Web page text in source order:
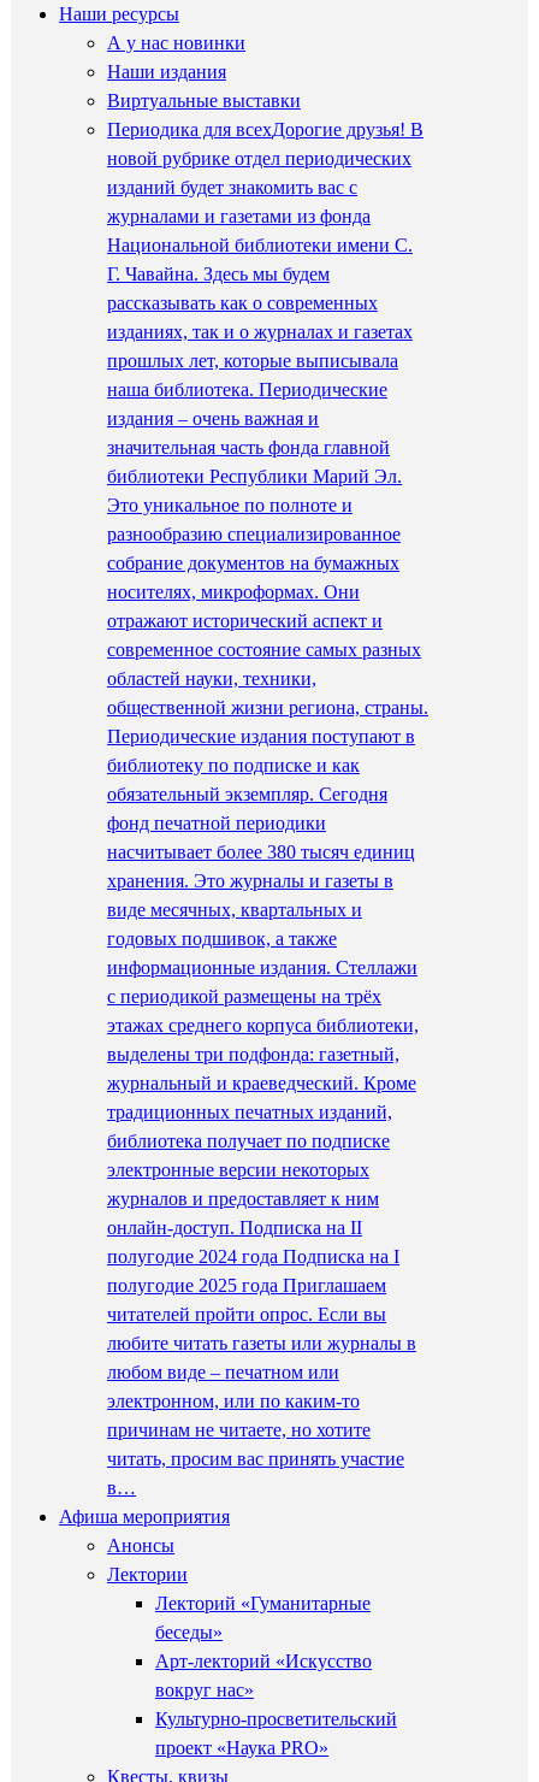
Наши ресурсы
А у нас новинки
Наши издания
Виртуальные выставки
Периодика для всехДорогие друзья! В
новой рубрике отдел периодических
изданий будет знакомить вас с
журналами и газетами из фонда
Национальной библиотеки имени С.
Г. Чавайна. Здесь мы будем
рассказывать как о современных
изданиях, так и о журналах и газетах
прошлых лет, которые выписывала
наша библиотека. Периодические
издания – очень важная и
значительная часть фонда главной
библиотеки Республики Марий Эл.
Это уникальное по полноте и
разнообразию специализированное
собрание документов на бумажных
носителях, микроформах. Они
отражают исторический аспект и
современное состояние самых разных
областей науки, техники,
общественной жизни региона, страны.
Периодические издания поступают в
библиотеку по подписке и как
обязательный экземпляр. Сегодня
фонд печатной периодики
насчитывает более 380 тысяч единиц
хранения. Это журналы и газеты в
виде месячных, квартальных и
годовых подшивок, а также
информационные издания. Стеллажи
с периодикой размещены на трёх
этажах среднего корпуса библиотеки,
выделены три подфонда: газетный,
журнальный и краеведческий. Кроме
традиционных печатных изданий,
библиотека получает по подписке
электронные версии некоторых
журналов и предоставляет к ним
онлайн-доступ. Подписка на II
полугодие 2024 года Подписка на I
полугодие 2025 года Приглашаем
читателей пройти опрос. Если вы
любите читать газеты или журналы в
любом виде – печатном или
электронном, или по каким-то
причинам не читаете, но хотите
читать, просим вас принять участие
в…
Афиша мероприятия
Анонсы
Лектории
Лекторий «Гуманитарные
беседы»
Арт-лекторий «Искусство
вокруг нас»
Культурно-просветительский
проект «Наука PRO»
Квесты, квизы